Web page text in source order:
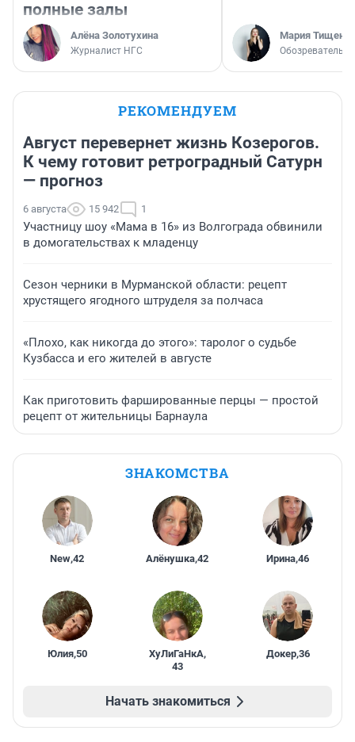
полные залы
Алёна Золотухина
Журналист НГС
Мария Тищенко
Обозреватель
РЕКОМЕНДУЕМ
Август перевернет жизнь Козерогов.
К чему готовит ретроградный Сатурн
— прогноз
6 августа 15 942 1
Участницу шоу «Мама в 16» из Волгограда обвинили
в домогательствах к младенцу
Сезон черники в Мурманской области: рецепт
хрустящего ягодного штруделя за полчаса
«Плохо, как никогда до этого»: таролог о судьбе
Кузбасса и его жителей в августе
Как приготовить фаршированные перцы — простой
рецепт от жительницы Барнаула
ЗНАКОМСТВА
New,42 Алёнушка,42 Ирина,46
Юлия,50 ХуЛиГаНкА,
43
Докер,36
Начать знакомиться